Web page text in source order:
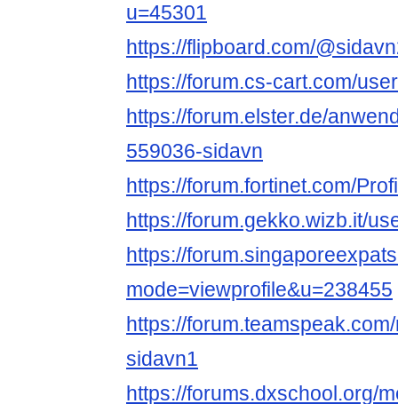
u=45301
https://flipboard.com/
https://forum.cs-cart.com/
https://forum.elster.de/
559036-sidavn
https://forum.fortinet.com/
https://forum.gekko.wizb.it/
https://
mode=viewprofile&u=238455
https://
sidavn1
https://forums.dxschool.org/